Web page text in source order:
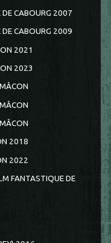
CABOURG 2007
CABOURG 2009
2021
2023
2018
2022
FANTASTIQUE DE